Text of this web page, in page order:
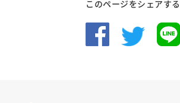
このページをシェアする